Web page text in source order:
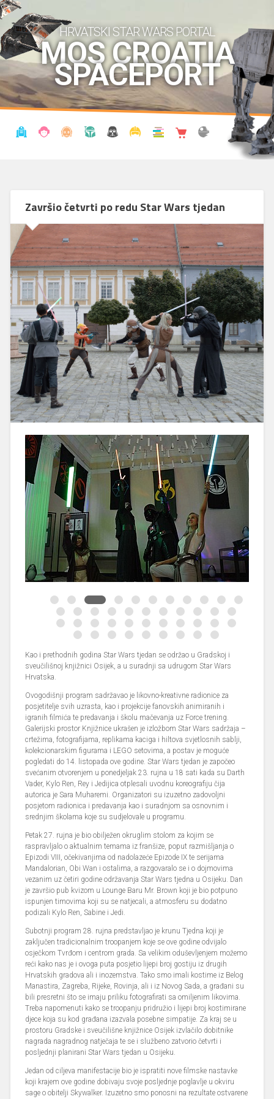
HRVATSKI STAR WARS PORTAL
MOS CROATIA
SPACEPORT
Završio četvrti po redu Star Wars tjedan
Kao i prethodnih godina Star Wars tjedan se održao u Gradskoj i
sveučilišnoj knjižnici Osijek, a u suradnji sa udrugom Star Wars
Hrvatska.
Ovogodišnji program sadržavao je likovno-kreativne radionice za
posjetitelje svih uzrasta, kao i projekcije fanovskih animiranih i
igranih filmića te predavanja i školu mačevanja uz Force trening.
Galerijski prostor Knjižnice ukrašen je izložbom Star Wars sadržaja –
crtežima, fotografijama, replikama kaciga i hiltova svjetlosnih sablji,
kolekcionarskim figurama i LEGO setovima, a postav je moguće
pogledati do 14. listopada ove godine. Star Wars tjedan je započeo
svećanim otvorenjem u ponedjeljak 23. rujna u 18 sati kada su Darth
Vader, Kylo Ren, Rey i Jedijica otplesali uvodnu koreografiju čija
autorica je Sara Muharemi. Organizatori su izuzetno zadovoljni
posjetom radionica i predavanja kao i suradnjom sa osnovnim i
srednjim školama koje su sudjelovale u programu.
Petak 27. rujna je bio obilježen okruglim stolom za kojim se
raspravljalo o aktualnim temama iz franšize, poput razmišljanja o
Epizodi VIII, očekivanjima od nadolazeće Epizode IX te serijama
Mandalorian, Obi Wan i ostalima, a razgovaralo se i o dojmovima
vezanim uz četiri godine održavanja Star Wars tjedna u Osijeku. Dan
je završio pub kvizom u Lounge Baru Mr. Brown koji je bio potpuno
ispunjen timovima koji su se natjecali, a atmosferu su dodatno
podizali Kylo Ren, Sabine i Jedi.
Subotnji program 28. rujna predstavljao je krunu Tjedna koji je
zaključen tradicionalnim troopanjem koje se ove godine odvijalo
osječkom Tvrđom i centrom grada. Sa velikim oduševljenjem možemo
reći kako nas je i ovoga puta posjetio lijepi broj gostiju iz drugih
Hrvatskih gradova ali i inozemstva. Tako smo imali kostime iz Belog
Manastira, Zagreba, Rijeke, Rovinja, ali i iz Novog Sada, a građani su
bili presretni što se imaju priliku fotografirati sa omiljenim likovima.
Treba napomenuti kako se troopanju pridružio i lijepi broj kostimirane
djece koja su kod građana izazvala posebne simpatije. Za kraj se u
prostoru Gradske i sveučilišne knjižnice Osijek izvlačilo dobitnike
nagrada nagradnog natječaja te se i službeno zatvorio četvrti i
posljednji planirani Star Wars tjedan u Osijeku.
Jedan od ciljeva manifestacije bio je ispratiti nove filmske nastavke
koji krajem ove godine dobivaju svoje posljednje poglavlje u okviru
sage o obitelji Skywalker. Izuzetno smo ponosni na rezultate ostvarene